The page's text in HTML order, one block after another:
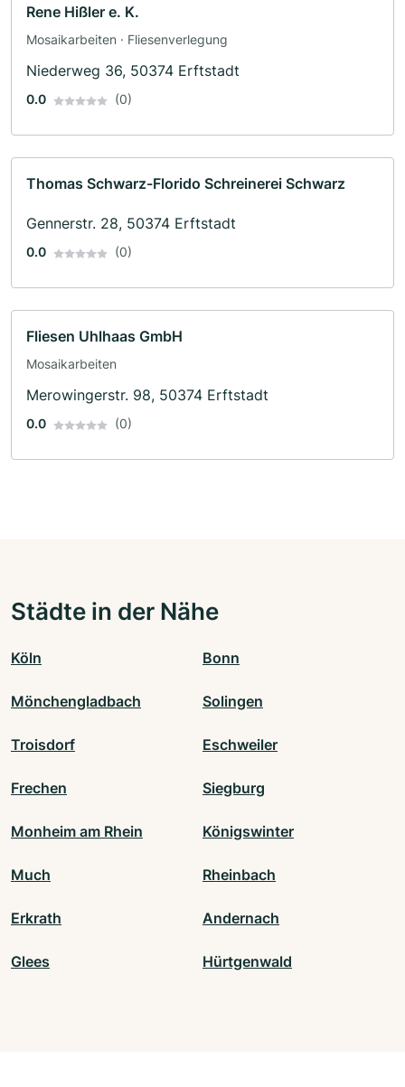
Rene Hißler e. K.
Mosaikarbeiten · Fliesenverlegung
Niederweg 36, 50374 Erftstadt
0.0 (0)
Thomas Schwarz-Florido Schreinerei Schwarz
Gennerstr. 28, 50374 Erftstadt
0.0 (0)
Fliesen Uhlhaas GmbH
Mosaikarbeiten
Merowingerstr. 98, 50374 Erftstadt
0.0 (0)
Städte in der Nähe
Köln Bonn
Mönchengladbach Solingen
Troisdorf Eschweiler
Frechen Siegburg
Monheim am Rhein Königswinter
Much Rheinbach
Erkrath Andernach
Glees Hürtgenwald